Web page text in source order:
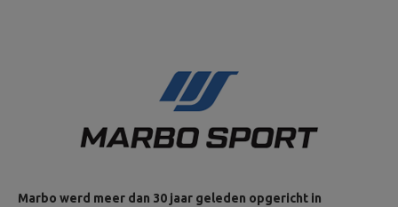
Marbo werd meer dan 30 jaar geleden opgericht in